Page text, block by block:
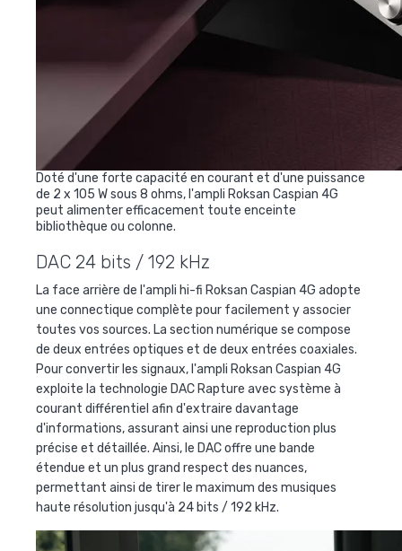
Doté d'une forte capacité en courant et d'une puissance
de 2 x 105 W sous 8 ohms, l'ampli Roksan Caspian 4G
peut alimenter efficacement toute enceinte
bibliothèque ou colonne.
DAC 24 bits / 192 kHz
La face arrière de l'ampli hi-fi Roksan Caspian 4G adopte
une connectique complète pour facilement y associer
toutes vos sources. La section numérique se compose
de deux entrées optiques et de deux entrées coaxiales.
Pour convertir les signaux, l'ampli Roksan Caspian 4G
exploite la technologie DAC Rapture avec système à
courant différentiel afin d'extraire davantage
d'informations, assurant ainsi une reproduction plus
précise et détaillée. Ainsi, le DAC offre une bande
étendue et un plus grand respect des nuances,
permettant ainsi de tirer le maximum des musiques
haute résolution jusqu'à 24 bits / 192 kHz.